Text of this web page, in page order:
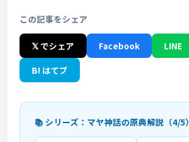
この記事をシェア
𝕏 でシェア Facebook
LINE
B! はてブ
📚 シリーズ：マヤ神話の原典解説（4/5）